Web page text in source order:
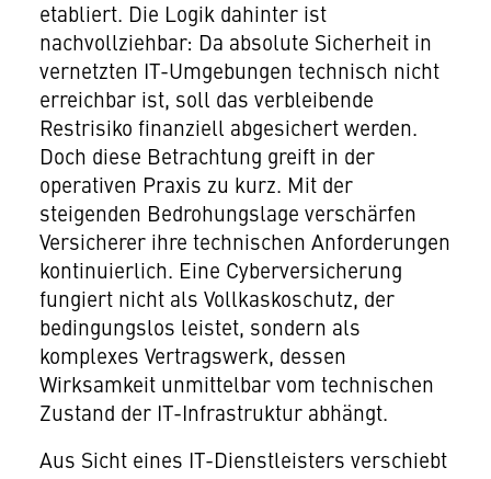
etabliert. Die Logik dahinter ist
nachvollziehbar: Da absolute Sicherheit in
vernetzten IT-Umgebungen technisch nicht
erreichbar ist, soll das verbleibende
Restrisiko finanziell abgesichert werden.
Doch diese Betrachtung greift in der
operativen Praxis zu kurz. Mit der
steigenden Bedrohungslage verschärfen
Versicherer ihre technischen Anforderungen
kontinuierlich. Eine Cyberversicherung
fungiert nicht als Vollkaskoschutz, der
bedingungslos leistet, sondern als
komplexes Vertragswerk, dessen
Wirksamkeit unmittelbar vom technischen
Zustand der IT-Infrastruktur abhängt.
Aus Sicht eines IT-Dienstleisters verschiebt